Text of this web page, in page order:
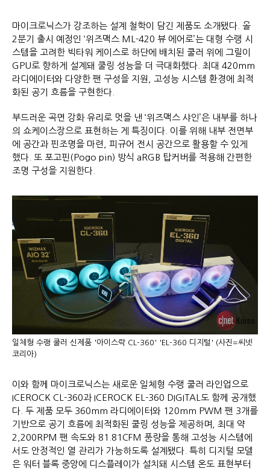
마이크로닉스가 강조하는 설계 철학이 담긴 제품도 소개됐다. 올
2분기 출시 예정인 ‘위즈맥스 ML-420 뷰 에어로’는 대형 수랭 시
스템을 고려한 빅타워 케이스로 하단에 배치된 쿨러 위에 그릴이
GPU로 향하게 설계돼 쿨링 성능을 더 극대화했다. 최대 420mm
라디에이터와 다양한 팬 구성을 지원, 고성능 시스템 환경에 최적
화된 공기 흐름을 구현한다.
부드러운 곡면 강화 유리로 멋을 낸 ‘위즈맥스 샤인’은 내부를 하나
의 쇼케이스장으로 표현하는 게 특징이다. 이를 위해 내부 전면부
에 공간과 핀조명을 마련, 피규어 전시 공간으로 활용할 수 있게
했다. 또 포고핀(Pogo pin) 방식 aRGB 탑커버를 적용해 간편한
조명 구성을 지원한다.
일체형 수랭 쿨러 신제품 '아이스락 CL-360' 'EL-360 디지털' (사진=씨넷
코리아)
이와 함께 마이크로닉스는 새로운 일체형 수랭 쿨러 라인업으로
ICEROCK CL-360과 ICEROCK EL-360 DIGITAL도 함께 공개했
다. 두 제품 모두 360mm 라디에이터와 120mm PWM 팬 3개를
기반으로 공기 흐름에 최적화된 쿨링 성능을 제공하며, 최대 약
2,200RPM 팬 속도와 81.81CFM 풍량을 통해 고성능 시스템에
서도 안정적인 열 관리가 가능하도록 설계됐다. 특히 디지털 모델
은 워터 블록 중앙에 디스플레이가 설치돼 시스템 온도 표현부터